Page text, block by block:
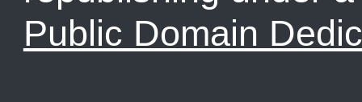
Public Domain